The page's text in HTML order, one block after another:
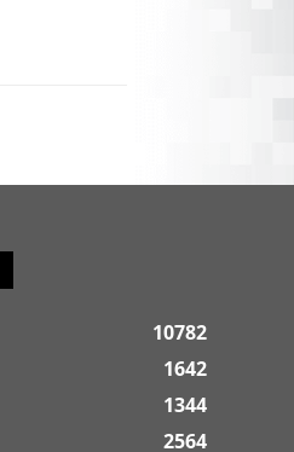
10782
1642
1344
2564